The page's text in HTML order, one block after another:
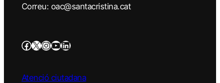
Correu: oac@santacristina.cat
Atenció ciutadana